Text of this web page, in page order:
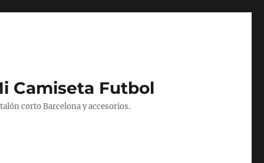
Camiseta Futbol
corto Barcelona y accesorios.